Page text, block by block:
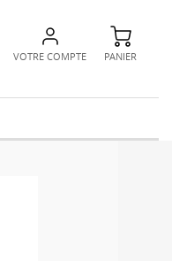
VOTRE COMPTE PANIER